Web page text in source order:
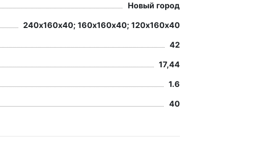
Новый город
240х160х40; 160х160х40; 120х160х40
42
17,44
1.6
40